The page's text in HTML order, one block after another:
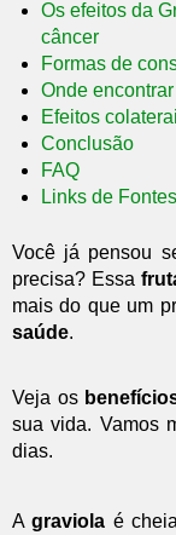
Os efeitos da
câncer
Formas de
Onde
Efeitos
Conclusão
FAQ
Links de Fontes
Você já pensou
precisa? Essa
mais do que um
saúde.
Veja os
sua vida. Vamos
dias.
Agraviola é